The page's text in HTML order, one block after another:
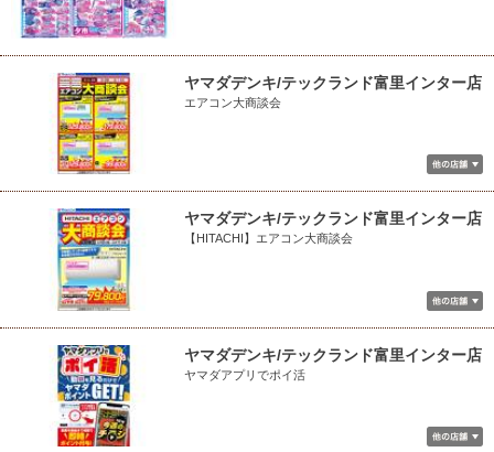
ヤマダデンキ/テックランド富里インター店
エアコン大商談会
ヤマダデンキ/テックランド富里インター店
【HITACHI】エアコン大商談会
ヤマダデンキ/テックランド富里インター店
ヤマダアプリでポイ活